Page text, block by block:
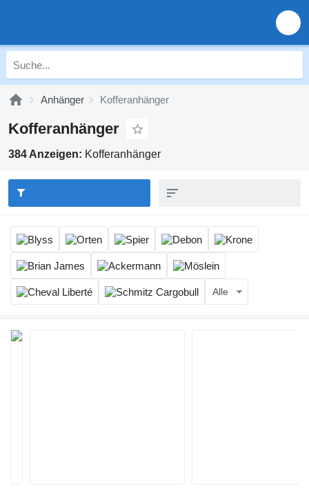
Anhänger Kofferanhänger
Kofferanhänger
384 Anzeigen: Kofferanhänger
Alle